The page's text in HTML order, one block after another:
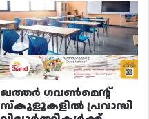
ഖത്തർ ഗവൺമെന്റ്
സ്കൂളുകളിൽ പ്രവാസി